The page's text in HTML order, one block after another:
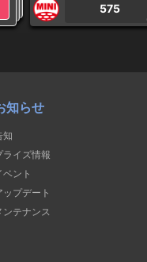
575
知らせ
知
ライズ情報
ベント
ップデート
ンテナンス